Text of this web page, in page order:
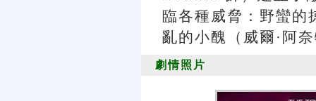
臨各種威脅：野蠻的
亂的小醜（威爾·阿
劇情照片